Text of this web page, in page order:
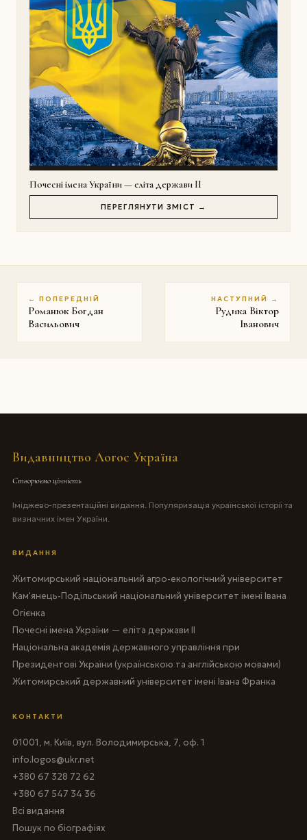
Почесні імена України — еліта держави II
ПЕРЕГЛЯНУТИ ЗМІСТ →
← ПОПЕРЕДНІЙ
Романюк Богдан
Васильович
НАСТУПНИЙ →
Рудика Віктор
Іванович
Видавництво Логос Україна
Створюємо цінність
Іміджево-презентаційні видання. Популяризація української історії та
визначних імен України.
ВИДАННЯ
Житомирський національний агро-екологічний університет
Кам'янець-Подільський національний університет імені Івана
Огієнка
Почесні імена України — еліта держави II
Національна академія державного управління при
Президентові України (українською та англійською мовами)
Житомирський державний університет імені Івана Франка
КОНТАКТИ
01001, м. Київ, вул. Володимирська, 7, оф. 1
info.logos@ukr.net
+380 67 328 72 62
+380 67 547 34 36
Всі видання
Пошук по біографіях